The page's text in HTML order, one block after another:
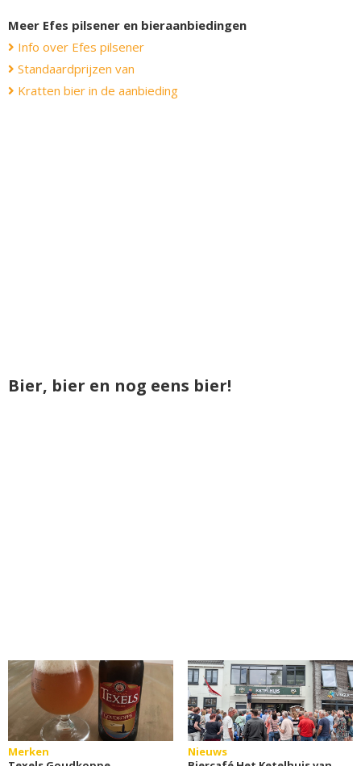
Meer Efes pilsener en bieraanbiedingen
Info over Efes pilsener
Standaardprijzen van
Kratten bier in de aanbieding
Bier, bier en nog eens bier!
Merken
Nieuws